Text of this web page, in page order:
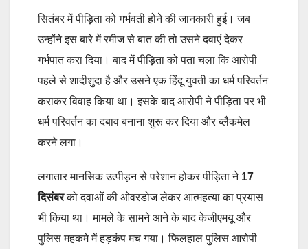
सितंबर में पीड़िता को गर्भवती होने की जानकारी हुई। जब
उन्होंने इस बारे में रमीज से बात की तो उसने दवाएं देकर
गर्भपात करा दिया। बाद में पीड़िता को पता चला कि आरोपी
पहले से शादीशुदा है और उसने एक हिंदू युवती का धर्म परिवर्तन
कराकर विवाह किया था। इसके बाद आरोपी ने पीड़िता पर भी
धर्म परिवर्तन का दबाव बनाना शुरू कर दिया और ब्लैकमेल
करने लगा।
लगातार मानसिक उत्पीड़न से परेशान होकर पीड़िता ने 17
दिसंबरको दवाओं की ओवरडोज लेकर आत्महत्या का प्रयास
भी किया था। मामले के सामने आने के बाद केजीएमयू और
पुलिस महकमे में हड़कंप मच गया। फिलहाल पुलिस आरोपी